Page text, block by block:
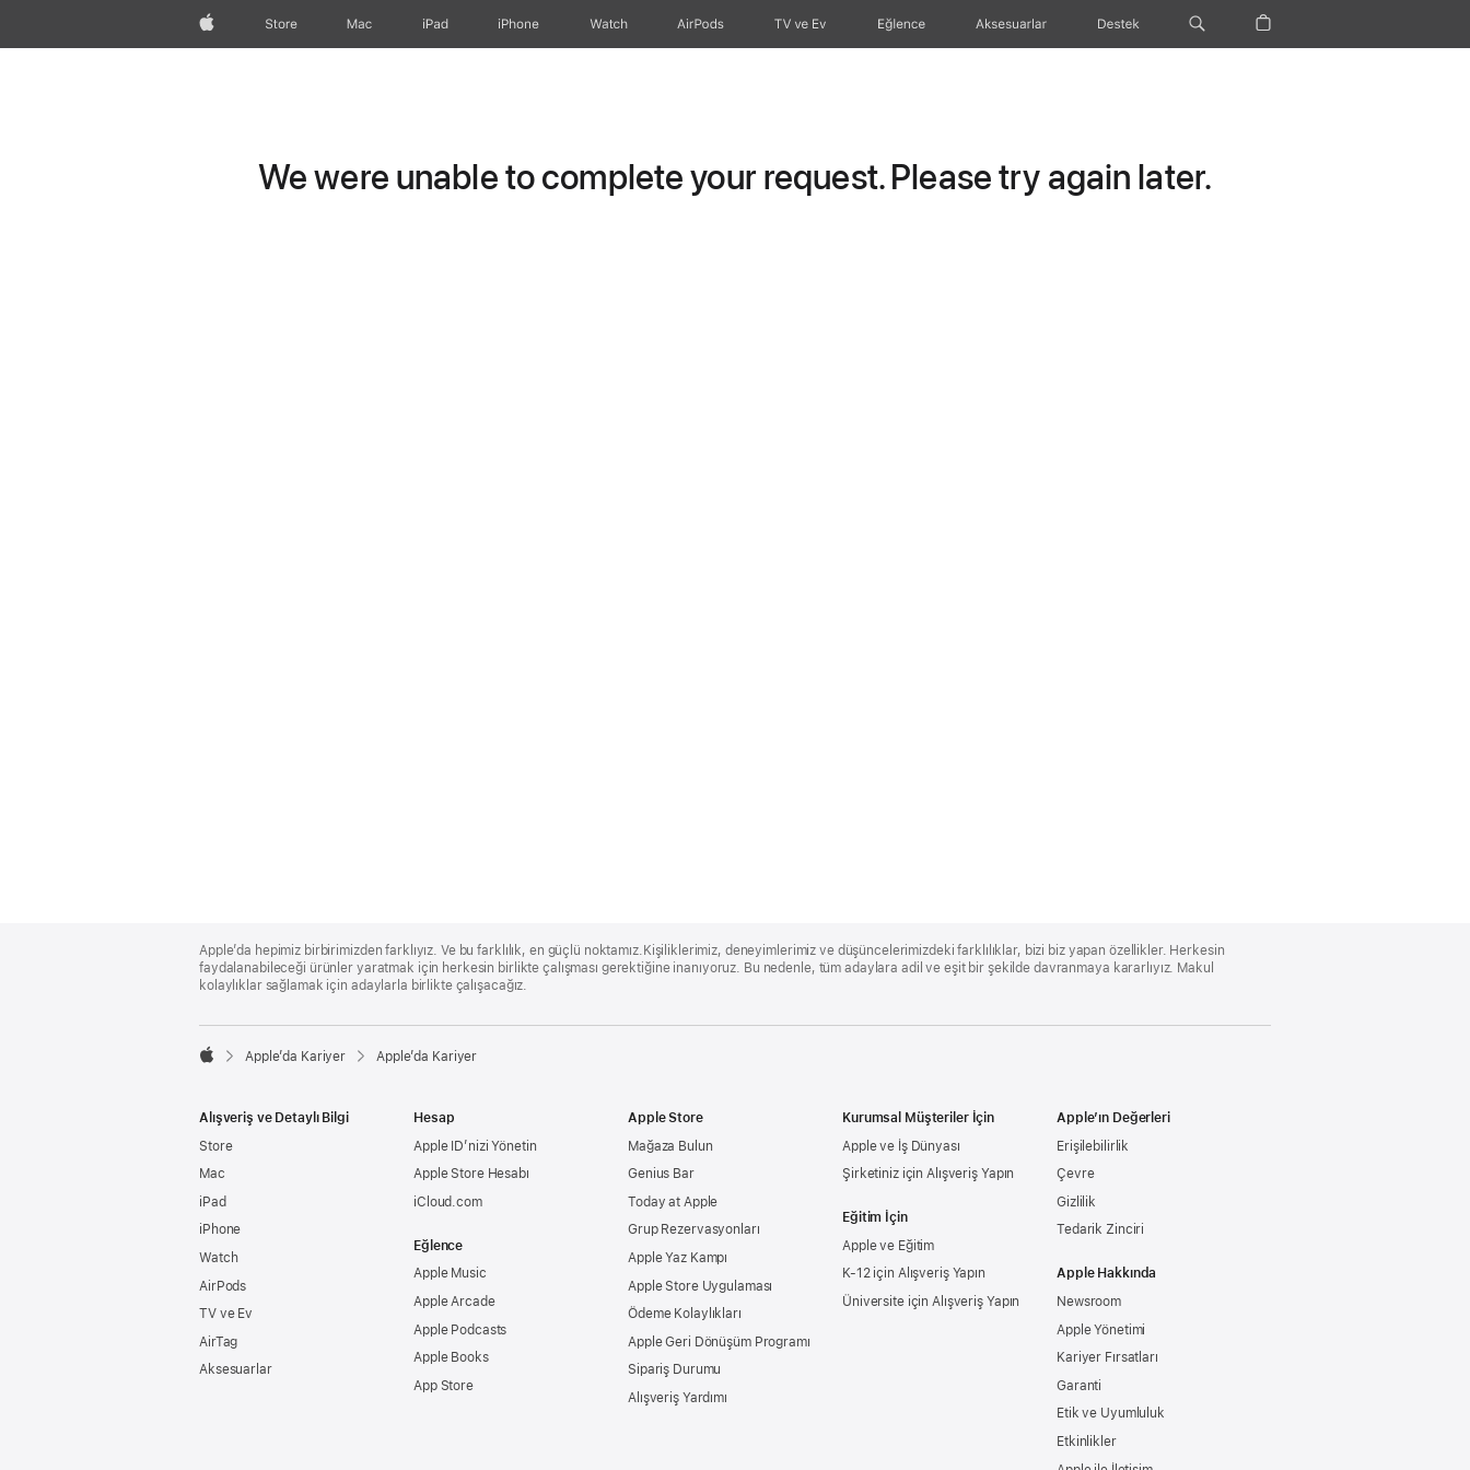
wzlhp Store Mac iPad iPhone Watch AirPods TV ve Ev Eğlence Aksesuarlar Destek
We were unable to complete your request. Please try again later.
Footer
Apple’da hepimiz birbirimizden farklıyız. Ve bu farklılık, en güçlü noktamız.Kişiliklerimiz, deneyimlerimiz ve düşüncelerimizdeki farklılıklar, bizi biz yapan özellikler. Herkesin
faydalanabileceği ürünler yaratmak için herkesin birlikte çalışması gerektiğine inanıyoruz. Bu nedenle, tüm adaylara adil ve eşit bir şekilde davranmaya kararlıyız. Makul
kolaylıklar sağlamak için adaylarla birlikte çalışacağız.

Apple’da Kariyer Apple’da Kariyer
Alışveriş ve Detaylı Bilgi
Store
Mac
iPad
iPhone
Watch
AirPods
TV ve Ev
AirTag
Aksesuarlar
Hesap
Apple ID’nizi Yönetin
Apple Store Hesabı
iCloud.com
Eğlence
Apple Music
Apple Arcade
Apple Podcasts
Apple Books
App Store
Apple Store
Mağaza Bulun
Genius Bar
Today at Apple
Grup Rezervasyonları
Apple Yaz Kampı
Apple Store Uygulaması
Ödeme Kolaylıkları
Apple Geri Dönüşüm Programı
Sipariş Durumu
Alışveriş Yardımı
Kurumsal Müşteriler İçin
Apple ve İş Dünyası
Şirketiniz için Alışveriş Yapın
Eğitim İçin
Apple ve Eğitim
K-12 için Alışveriş Yapın
Üniversite için Alışveriş Yapın
Apple’ın Değerleri
Erişilebilirlik
Çevre
Gizlilik
Tedarik Zinciri
Apple Hakkında
Newsroom
Apple Yönetimi
Kariyer Fırsatları
Garanti
Etik ve Uyumluluk
Etkinlikler